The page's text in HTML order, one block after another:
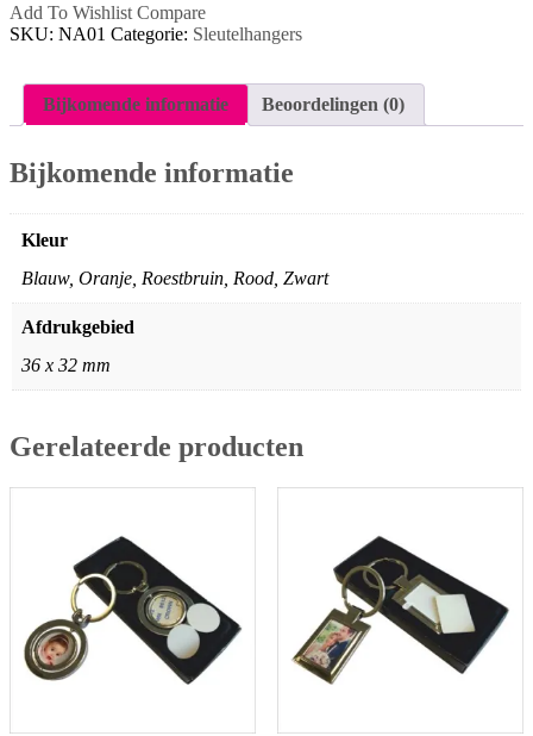
Add To Wishlist Compare
SKU: NA01 Categorie: Sleutelhangers
Bijkomende informatie Beoordelingen (0)
Bijkomende informatie
Kleur
Blauw, Oranje, Roestbruin, Rood, Zwart
Afdrukgebied
36 x 32 mm
Gerelateerde producten